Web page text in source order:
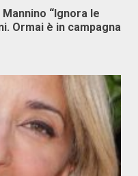
“Ignora le
Ormai è in campagna